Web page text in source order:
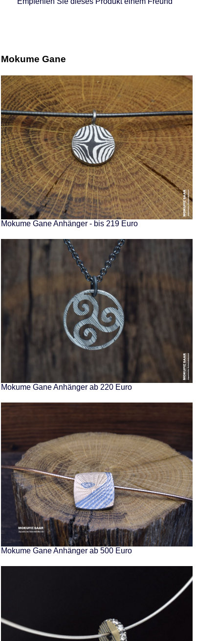
Mokume Gane
Mokume Gane Anhänger - bis 219 Euro
Mokume Gane Anhänger ab 220 Euro
Mokume Gane Anhänger ab 500 Euro